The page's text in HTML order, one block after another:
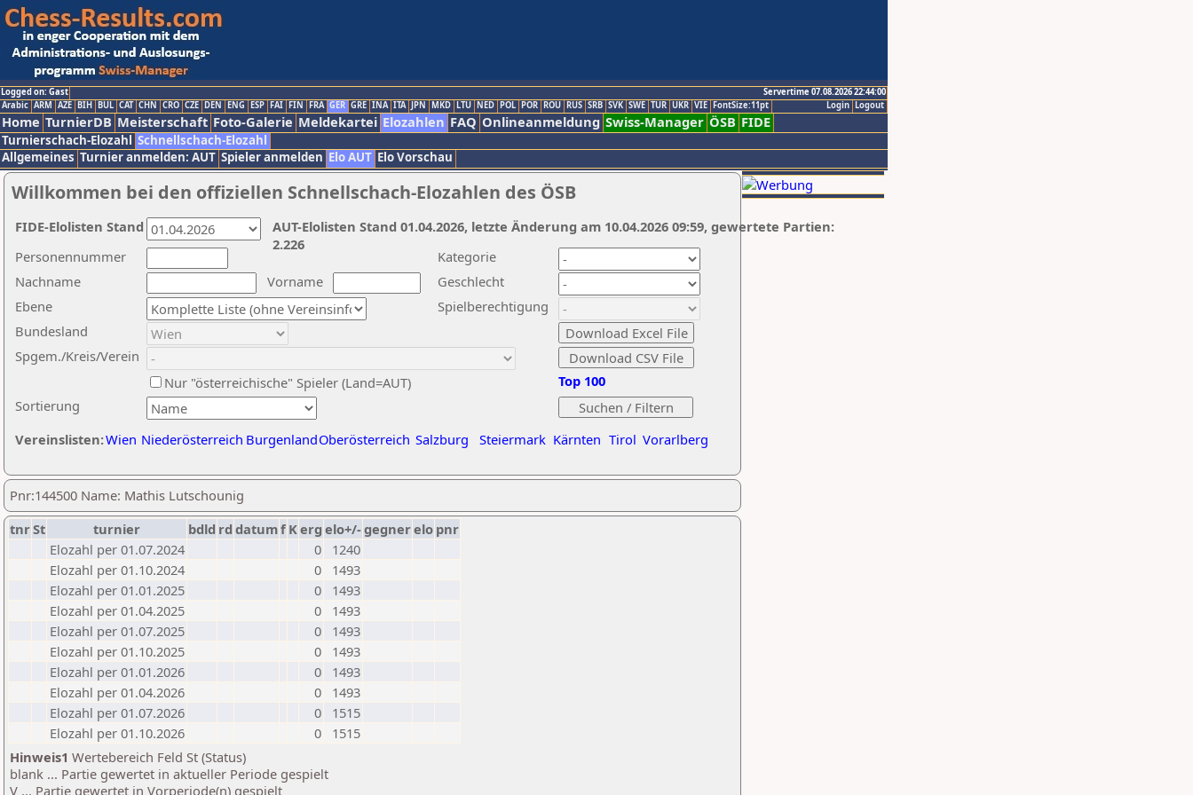
Logged on: Gast
Servertime 07.08.2026 22:44:00
Logout
Login
Arabic ARM AZE BIH BUL CAT CHN CRO CZE DEN ENG ESP FAI FIN FRA GER GRE INA ITA JPN MKD LTU NED POL POR ROU RUS SRB SVK SWE TUR UKR VIE FontSize:11pt
Home TurnierDB Meisterschaft Foto-Galerie Meldekartei Elozahlen FAQ Onlineanmeldung Swiss-Manager ÖSB FIDE
Turnierschach-Elozahl Schnellschach-Elozahl
Allgemeines Turnier anmelden: AUT Spieler anmelden Elo AUT Elo Vorschau
Willkommen bei den offiziellen Schnellschach-Elozahlen des ÖSB
Nachname
Vorname
Ebene
Kategorie
Sortierung
Personennummer
Bundesland
Spgem./Kreis/Verein
Geschlecht
Nur "österreichische" Spieler (Land=AUT)
Spielberechtigung
Vereinslisten:Wien Niederösterreich BurgenlandOberösterreich Salzburg Steiermark Kärnten Tirol Vorarlberg
Top 100
AUT-Elolisten Stand 01.04.2026, letzte Änderung am 10.04.2026 09:59, gewertete Partien:
2.226
FIDE-Elolisten Stand
Pnr:144500 Name: Mathis Lutschounig
tnrSt turnier bdld rd datumf Kerg elo+/-gegnerelo pnr
Elozahl per 01.07.2024
0
1240
Elozahl per 01.10.2024
0
1493
Elozahl per 01.01.2025
0
1493
Elozahl per 01.04.2025
0
1493
Elozahl per 01.07.2025
0
1493
Elozahl per 01.10.2025
0
1493
Elozahl per 01.01.2026
0
1493
Elozahl per 01.04.2026
0
1493
Elozahl per 01.07.2026
0
1515
Elozahl per 01.10.2026
0
1515
Hinweis1 Wertebereich Feld St (Status)
blank ... Partie gewertet in aktueller Periode gespielt
V ... Partie gewertet in Vorperiode(n) gespielt